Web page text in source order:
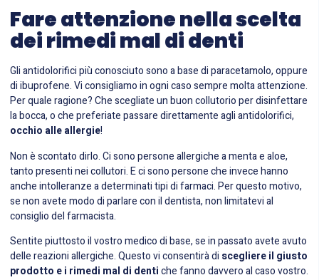
Fare attenzione nella scelta
dei rimedi mal di denti
Gli antidolorifici più conosciuto sono a base di paracetamolo, oppure
di ibuprofene. Vi consigliamo in ogni caso sempre molta attenzione.
Per quale ragione? Che scegliate un buon collutorio per disinfettare
la bocca, o che preferiate passare direttamente agli antidolorifici,
occhio alle allergie!
Non è scontato dirlo. Ci sono persone allergiche a menta e aloe,
tanto presenti nei collutori. E ci sono persone che invece hanno
anche intolleranze a determinati tipi di farmaci. Per questo motivo,
se non avete modo di parlare con il dentista, non limitatevi al
consiglio del farmacista.
Sentite piuttosto il vostro medico di base, se in passato avete avuto
delle reazioni allergiche. Questo vi consentirà di scegliere il giusto
prodotto e i rimedi mal di dentiche fanno davvero al caso vostro.